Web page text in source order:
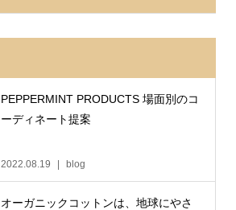
PEPPERMINT PRODUCTS 場面別のコ
ーディネート提案
2022.08.19 blog
オーガニックコットンは、地球にやさ